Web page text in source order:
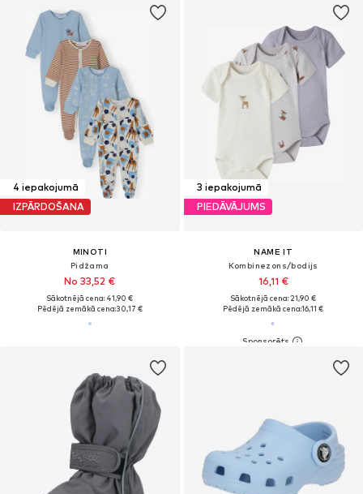
4 iepakojumā
IZPĀRDOŠANA
MINOTI
Pidžama
No 33,52 €
Sākotnējā cena: 41,90 €
Pēdējā zemākā cena:30,17 €
3 iepakojumā
PIEDĀVĀJUMS
NAME IT
Kombinezons/bodijs
16,11 €
Sākotnējā cena: 21,90 €
Pēdējā zemākā cena:16,11 €